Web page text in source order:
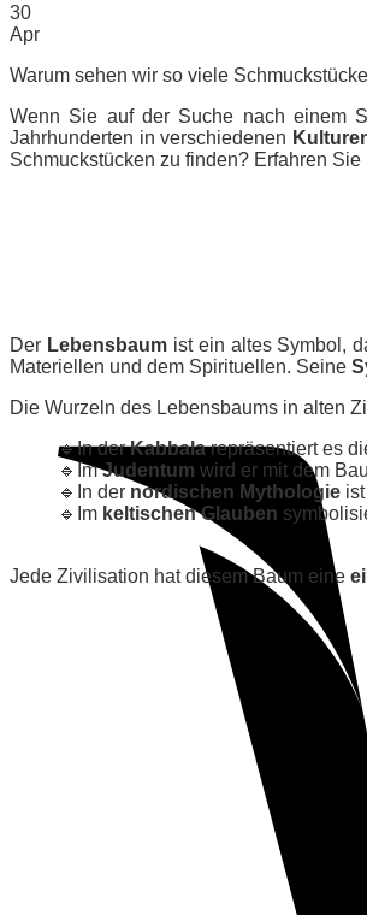
30
Apr
Warum sehen wir so viele
Wenn Sie auf der Suche nach einem
Jahrhunderten in verschiedenen
Schmuckstücken zu finden? Erfahren
Der Lebensbaum ist ein altes Symbol,
Materiellen und dem Spirituellen. Seine
Die Wurzeln des Lebensbaums in alten
🔹In derKabbalarepräsentiert es
🔹ImJudentum wird er mit dem
🔹In der nordischen Mythologie
🔹Im keltischen Glauben
Jede Zivilisation hat diesem Baum eine